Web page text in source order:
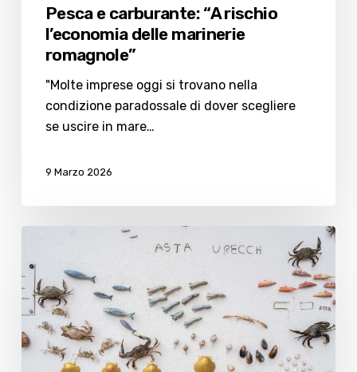
Pesca e carburante: “A rischio
l’economia delle marinerie
romagnole”
"Molte imprese oggi si trovano nella
condizione paradossale di dover scegliere
se uscire in mare…
9 Marzo 2026
conquista
l’arte:
tra
“Asta
urecch”